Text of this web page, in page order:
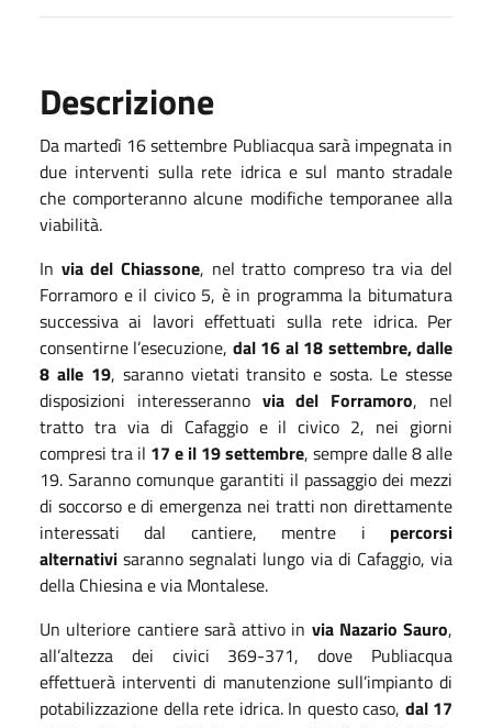
Descrizione
Da martedì 16 settembre Publiacqua sarà impegnata in
due interventi sulla rete idrica e sul manto stradale
che comporteranno alcune modifiche temporanee alla
viabilità.
In via del Chiassone, nel tratto compreso tra via del
Forramoro e il civico 5, è in programma la bitumatura
successiva ai lavori effettuati sulla rete idrica. Per
consentirne l’esecuzione, dal 16 al 18 settembre, dalle
8 alle 19, saranno vietati transito e sosta. Le stesse
disposizioni interesseranno via del Forramoro, nel
tratto tra via di Cafaggio e il civico 2, nei giorni
compresi tra il 17 e il 19 settembre, sempre dalle 8 alle
19. Saranno comunque garantiti il passaggio dei mezzi
di soccorso e di emergenza nei tratti non direttamente
interessati dal cantiere, mentre i percorsi
alternativisaranno segnalati lungo via di Cafaggio, via
della Chiesina e via Montalese.
Un ulteriore cantiere sarà attivo in via Nazario Sauro,
all’altezza dei civici 369-371, dove Publiacqua
effettuerà interventi di manutenzione sull’impianto di
potabilizzazione della rete idrica. In questo caso, dal 17